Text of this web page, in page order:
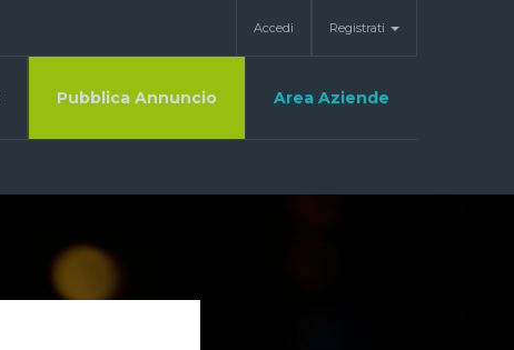
Accedi Registrati
Pubblica Annuncio Area Aziende